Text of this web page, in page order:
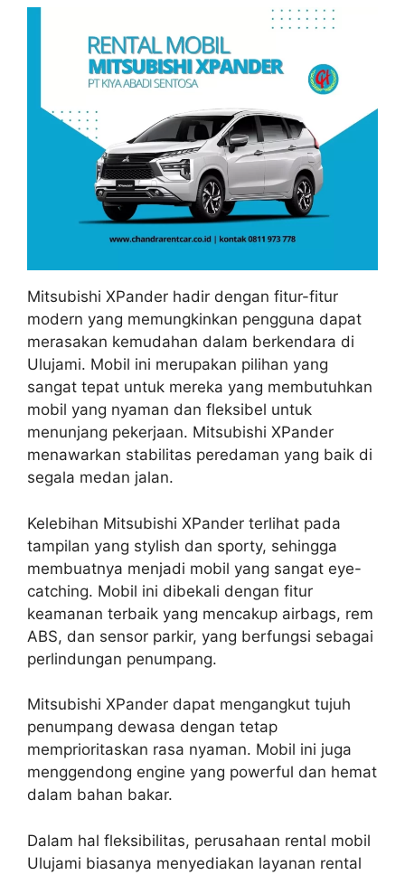
Mitsubishi XPander hadir dengan fitur-fitur
modern yang memungkinkan pengguna dapat
merasakan kemudahan dalam berkendara di
Ulujami. Mobil ini merupakan pilihan yang
sangat tepat untuk mereka yang membutuhkan
mobil yang nyaman dan fleksibel untuk
menunjang pekerjaan. Mitsubishi XPander
menawarkan stabilitas peredaman yang baik di
segala medan jalan.
Kelebihan Mitsubishi XPander terlihat pada
tampilan yang stylish dan sporty, sehingga
membuatnya menjadi mobil yang sangat eye-
catching. Mobil ini dibekali dengan fitur
keamanan terbaik yang mencakup airbags, rem
ABS, dan sensor parkir, yang berfungsi sebagai
perlindungan penumpang.
Mitsubishi XPander dapat mengangkut tujuh
penumpang dewasa dengan tetap
memprioritaskan rasa nyaman. Mobil ini juga
menggendong engine yang powerful dan hemat
dalam bahan bakar.
Dalam hal fleksibilitas, perusahaan rental mobil
Ulujami biasanya menyediakan layanan rental